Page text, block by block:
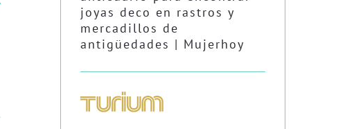
joyas deco en rastros y
mercadillos de
antigüedades | Mujerhoy